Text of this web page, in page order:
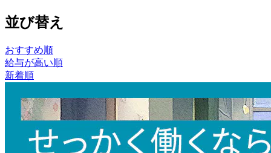
並び替え
おすすめ順
給与が高い順
新着順